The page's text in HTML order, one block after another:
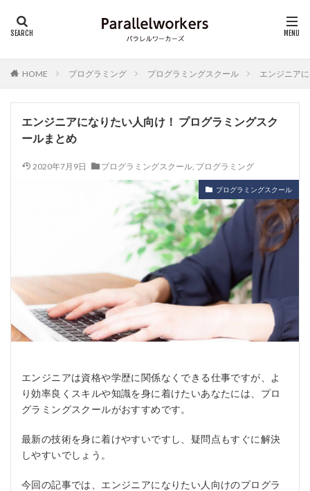
HOME プログラミング プログラミングスクール エンジニア
エンジニアになりたい人向け！ プログラミングスク
ールまとめ
2020年7月9日 プログラミングスクール, プログラミング
プログラミングスクール
エンジニアは資格や学歴に関係なくできる仕事ですが、よ
り効率良くスキルや知識を身に着けたいあなたには、プロ
グラミングスクールがおすすめです。
最新の技術を身に着けやすいですし、疑問点もすぐに解決
しやすいでしょう。
今回の記事では、エンジニアになりたい人向けのプログラ